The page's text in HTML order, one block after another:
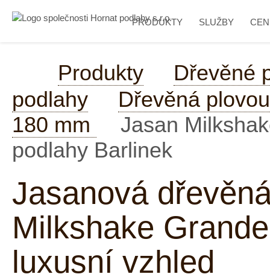
PRODUKTY SLUŽBY
Produkty
Dřevěné
podlahy
Dřevěná
180 mm
Jasan
podlahy Barlinek
Jasanová
Milkshake
luxusní vzhled